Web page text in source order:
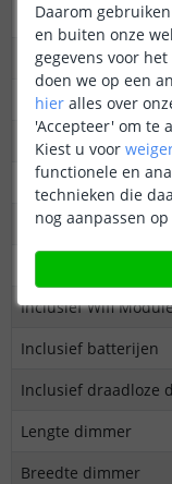
Dimfunctie
Afmeting (LxHxB)
Bereik
Aantal zones
Zones los te
Zones tegelijkertijd
Te combineren
Inclusief Wifi
Inclusief batterijen
Inclusief draadloze
Lengte dimmer
Breedte dimmer
Daarom
en buiten onze
gegevens voor
doen we op een
hier alles over
'Accepteer' om te
Kiest u voor
functionele en
technieken die
nog aanpassen